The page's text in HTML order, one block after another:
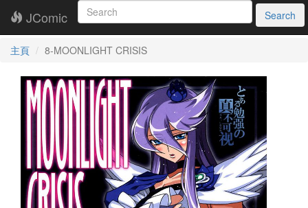
JComic Search
主頁 8-MOONLIGHT CRISIS